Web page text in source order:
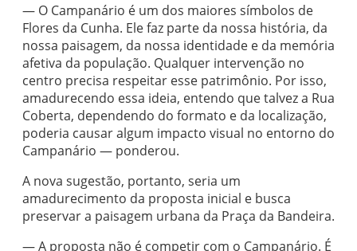
— O Campanário é um dos maiores símbolos de
Flores da Cunha. Ele faz parte da nossa história, da
nossa paisagem, da nossa identidade e da memória
afetiva da população. Qualquer intervenção no
centro precisa respeitar esse patrimônio. Por isso,
amadurecendo essa ideia, entendo que talvez a Rua
Coberta, dependendo do formato e da localização,
poderia causar algum impacto visual no entorno do
Campanário — ponderou.
A nova sugestão, portanto, seria um
amadurecimento da proposta inicial e busca
preservar a paisagem urbana da Praça da Bandeira.
— A proposta não é competir com o Campanário. É